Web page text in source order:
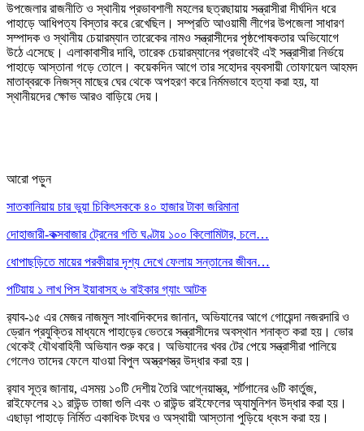
উপজেলার রাজনীতি ও স্থানীয় প্রভাবশালী মহলের ছত্রছায়ায় সন্ত্রাসীরা দীর্ঘদিন ধরে
পাহাড়ে আধিপত্য বিস্তার করে রেখেছিল। সম্প্রতি আওয়ামী লীগের উপজেলা সাধারণ
সম্পাদক ও স্থানীয় চেয়ারম্যান তারেকের নামও সন্ত্রাসীদের পৃষ্ঠপোষকতার অভিযোগে
উঠে এসেছে। এলাকাবাসীর দাবি, তারেক চেয়ারম্যানের প্রভাবেই এই সন্ত্রাসীরা নির্ভয়ে
পাহাড়ে আস্তানা গড়ে তোলে। কয়েকদিন আগে তার সহোদর ব্যবসায়ী তোফায়েল আহমদ
মাতাব্বরকে নিজস্ব মাছের ঘের থেকে অপহরণ করে নির্মমভাবে হত্যা করা হয়, যা
স্থানীয়দের ক্ষোভ আরও বাড়িয়ে দেয়।
আরো পড়ুন
সাতকানিয়ায় চার ভুয়া চিকিৎসককে ৪০ হাজার টাকা জরিমানা
দোহাজারী-কক্সবাজার ট্রেনের গতি ঘণ্টায় ১০০ কিলোমিটার, চলে…
ধোপাছড়িতে মায়ের পরকীয়ার দৃশ্য দেখে ফেলায় সন্তানের জীবন…
পটিয়ায় ১ লাখ পিস ইয়াবাসহ ৬ বাইকার গ্যাং আটক
র‍্যাব-১৫ এর মেজর নাজমুল সাংবাদিকদের জানান, অভিযানের আগে গোয়েন্দা নজরদারি ও
ড্রোন প্রযুক্তির মাধ্যমে পাহাড়ের ভেতরে সন্ত্রাসীদের অবস্থান শনাক্ত করা হয়। ভোর
থেকেই যৌথবাহিনী অভিযান শুরু করে। অভিযানের খবর টের পেয়ে সন্ত্রাসীরা পালিয়ে
গেলেও তাদের ফেলে যাওয়া বিপুল অস্ত্রশস্ত্র উদ্ধার করা হয়।
র‍্যাব সূত্র জানায়, এসময় ১০টি দেশীয় তৈরি আগ্নেয়াস্ত্র, শর্টগানের ৬টি কার্তুজ,
রাইফেলের ২১ রাউন্ড তাজা গুলি এবং ৩ রাউন্ড রাইফেলের অ্যামুনিশন উদ্ধার করা হয়।
এছাড়া পাহাড়ে নির্মিত একাধিক টংঘর ও অস্থায়ী আস্তানা পুড়িয়ে ধ্বংস করা হয়।